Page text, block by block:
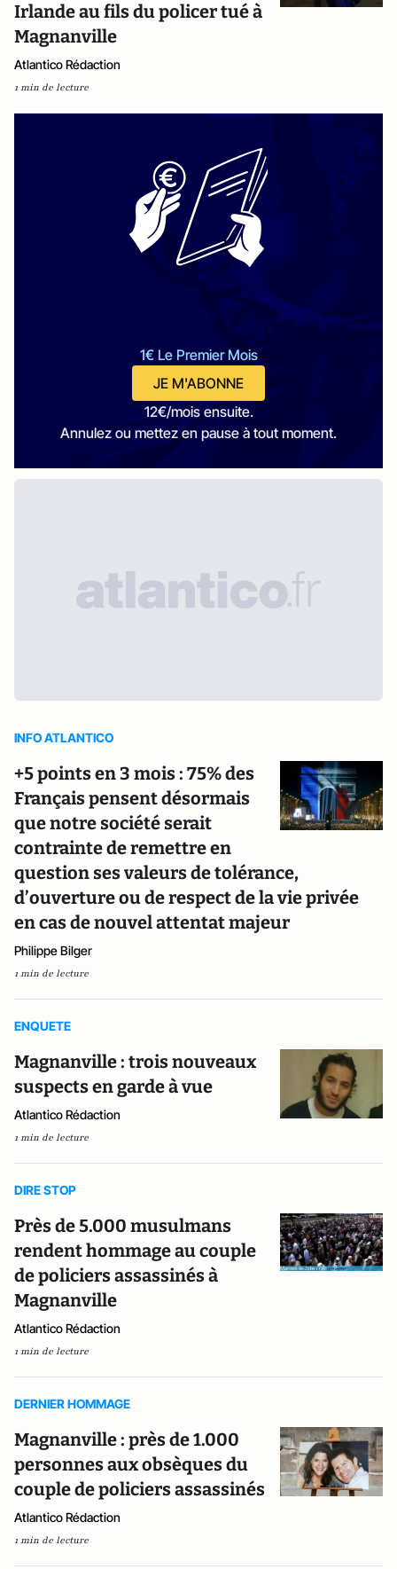
Irlande au fils du policer tué à
Magnanville
Atlantico Rédaction
1 min de lecture
1€ Le Premier Mois
JE M'ABONNE
12€/mois ensuite.
Annulez ou mettez en pause à tout moment.
INFO ATLANTICO
+5 points en 3 mois : 75% des
Français pensent désormais
que notre société serait
contrainte de remettre en
question ses valeurs de tolérance,
d’ouverture ou de respect de la vie privée
en cas de nouvel attentat majeur
Philippe Bilger
1 min de lecture
ENQUETE
Magnanville : trois nouveaux
suspects en garde à vue
Atlantico Rédaction
1 min de lecture
DIRE STOP
Près de 5.000 musulmans
rendent hommage au couple
de policiers assassinés à
Magnanville
Atlantico Rédaction
1 min de lecture
DERNIER HOMMAGE
Magnanville : près de 1.000
personnes aux obsèques du
couple de policiers assassinés
Atlantico Rédaction
1 min de lecture